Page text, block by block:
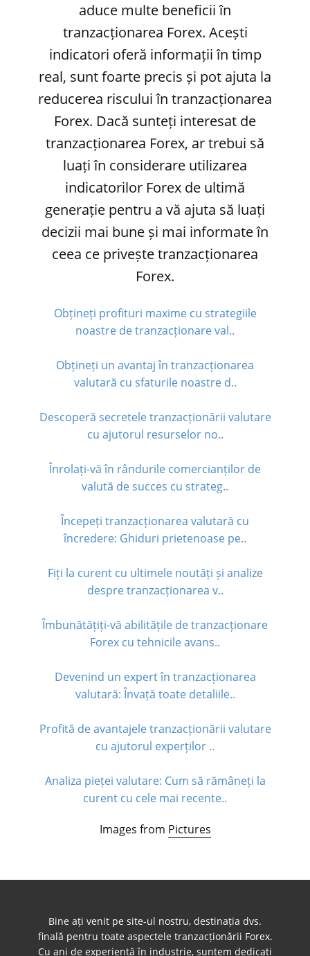
aduce multe beneficii în
tranzacționarea Forex. Acești
indicatori oferă informații în timp
real, sunt foarte precis și pot ajuta la
reducerea riscului în tranzacționarea
Forex. Dacă sunteți interesat de
tranzacționarea Forex, ar trebui să
luați în considerare utilizarea
indicatorilor Forex de ultimă
generație pentru a vă ajuta să luați
decizii mai bune și mai informate în
ceea ce privește tranzacționarea
Forex.
Obțineți profituri maxime cu strategiile
noastre de tranzacționare val..
Obțineți un avantaj în tranzacționarea
valutară cu sfaturile noastre d..
Descoperă secretele tranzacționării valutare
cu ajutorul resurselor no..
Înrolați-vă în rândurile comercianților de
valută de succes cu strateg..
Începeți tranzacționarea valutară cu
încredere: Ghiduri prietenoase pe..
Fiți la curent cu ultimele noutăți și analize
despre tranzacționarea v..
Îmbunătățiți-vă abilitățile de tranzacționare
Forex cu tehnicile avans..
Devenind un expert în tranzacționarea
valutară: Învață toate detaliile..
Profită de avantajele tranzacționării valutare
cu ajutorul experților ..
Analiza pieței valutare: Cum să rămâneți la
curent cu cele mai recente..
Images from Pictures
Bine ați venit pe site-ul nostru, destinația dvs.
finală pentru toate aspectele tranzacționării Forex.
Cu ani de experiență în industrie, suntem dedicați